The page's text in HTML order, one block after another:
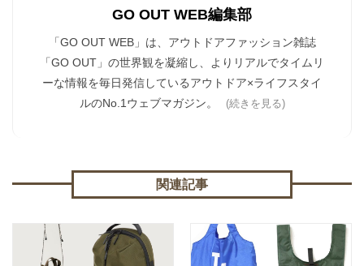
GO OUT WEB編集部
「GO OUT WEB」は、アウトドアファッション雑誌
「GO OUT」の世界観を凝縮し、よりリアルでタイムリ
ーな情報を毎日発信しているアウトドア×ライフスタイ
ルのNo.1ウェブマガジン。
(続きを見る)
関連記事